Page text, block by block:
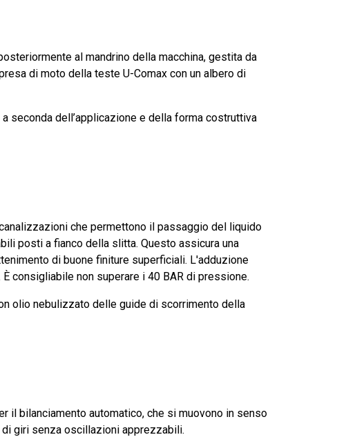
al mandrino della macchina, gestita da
di moto della teste U-Comax con un albero di
seconda dell’applicazione e della forma costruttiva
che permettono il passaggio del liquido
posti a fianco della slitta. Questo assicura una
di buone finiture superficiali. L'adduzione
consigliabile non superare i 40 BAR di pressione.
olio nebulizzato delle guide di scorrimento della
il bilanciamento automatico, che si muovono in senso
giri senza oscillazioni apprezzabili.